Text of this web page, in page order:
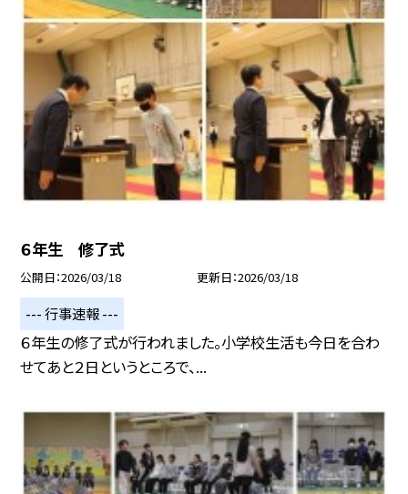
６年生 修了式
公開日 2026/03/18 更新日 2026/03/18
--- 行事速報 ---
６年生の修了式が行われました。小学校生活も今日を合わ
せてあと２日というところで、...